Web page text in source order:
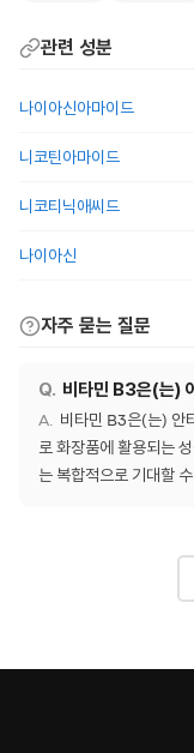
관련 성분
나이아신아마이드
니코틴아마이드
니코티닉애씨드
나이아신
자주 묻는 질문
비타민 B3은(는)
비타민 B3은(는) 안
로 화장품에 활용되는
는 복합적으로 기대할 수